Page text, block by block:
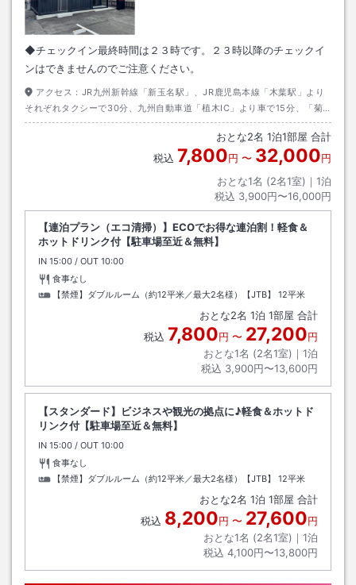
◆チェックイン最終時間は２３時です。２３時以降のチェックイ
ンはできませんのでご注意ください。
アクセス： JR九州新幹線「新玉名駅」、JR鹿児島本線「木葉駅」より
それぞれタクシーで30分、九州自動車道「植木IC」より車で15分、「菊
水IC」より車で20分。
おとな2名 1泊1部屋 合計
税込 7,800円 〜 32,000円
おとな1名 (2名1室)｜ 1泊
税込 3,900円〜16,000円
【連泊プラン（エコ清掃）】ECOでお得な連泊割！軽食＆
ホットドリンク付【駐車場至近＆無料】
IN チェックイン
15:00 / OUT チェックアウト
10:00
食事なし
【禁煙】ダブルルーム（約12平米／最大2名様）【JTB】
12平米
おとな2名 1泊 1部屋 合計
税込 7,800円 〜 27,200円
おとな1名 (2名1室)｜ 1泊
税込 3,900円〜13,600円
【スタンダード】ビジネスや観光の拠点に♪軽食＆ホットド
リンク付【駐車場至近＆無料】
IN チェックイン
15:00 / OUT チェックアウト
10:00
食事なし
【禁煙】ダブルルーム（約12平米／最大2名様）【JTB】
12平米
おとな2名 1泊 1部屋 合計
税込 8,200円 〜 27,600円
おとな1名 (2名1室)｜ 1泊
税込 4,100円〜13,800円